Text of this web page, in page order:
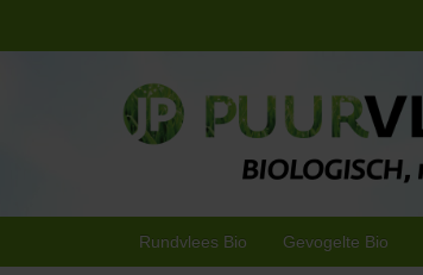
Rundvlees Bio Gevogelte Bio